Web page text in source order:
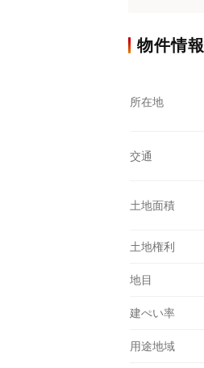
物件情報
所在地
交通
土地面積
土地権利
地目
建ぺい率
用途地域